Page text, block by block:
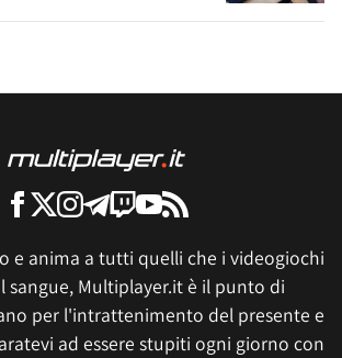
e anima a tutti quelli che i videogiochi
sangue, Multiplayer.it è il punto di
per l'intrattenimento del presente e
ad essere stupiti ogni giorno con